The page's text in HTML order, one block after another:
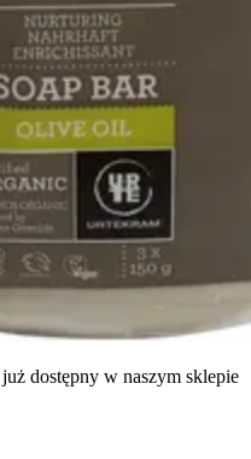
dostępny w naszym sklepie